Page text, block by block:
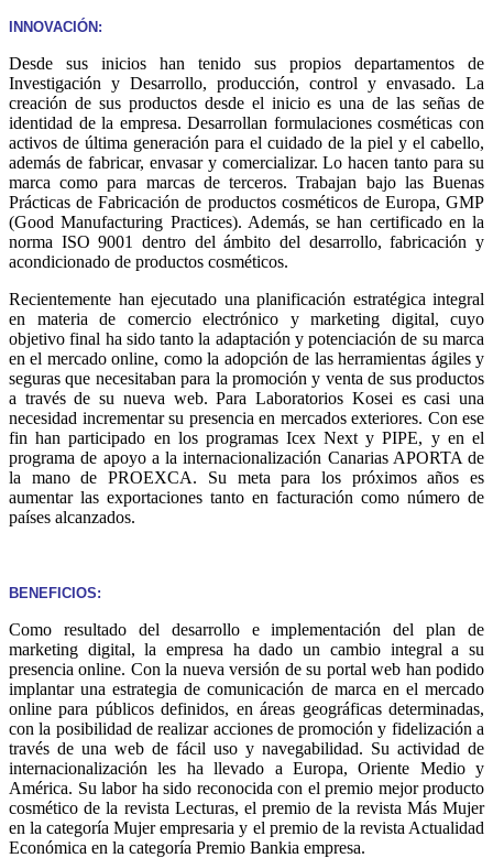
INNOVACIÓN:
Desde sus inicios han tenido sus propios departamentos de
Investigación y Desarrollo, producción, control y envasado. La
creación de sus productos desde el inicio es una de las señas de
identidad de la empresa. Desarrollan formulaciones cosméticas con
activos de última generación para el cuidado de la piel y el cabello,
además de fabricar, envasar y comercializar. Lo hacen tanto para su
marca como para marcas de terceros. Trabajan bajo las Buenas
Prácticas de Fabricación de productos cosméticos de Europa, GMP
(Good Manufacturing Practices). Además, se han certificado en la
norma ISO 9001 dentro del ámbito del desarrollo, fabricación y
acondicionado de productos cosméticos.
Recientemente han ejecutado una planificación estratégica integral
en materia de comercio electrónico y marketing digital, cuyo
objetivo final ha sido tanto la adaptación y potenciación de su marca
en el mercado online, como la adopción de las herramientas ágiles y
seguras que necesitaban para la promoción y venta de sus productos
a través de su nueva web. Para Laboratorios Kosei es casi una
necesidad incrementar su presencia en mercados exteriores. Con ese
fin han participado en los programas Icex Next y PIPE, y en el
programa de apoyo a la internacionalización Canarias APORTA de
la mano de PROEXCA. Su meta para los próximos años es
aumentar las exportaciones tanto en facturación como número de
países alcanzados.
BENEFICIOS:
Como resultado del desarrollo e implementación del plan de
marketing digital, la empresa ha dado un cambio integral a su
presencia online. Con la nueva versión de su portal web han podido
implantar una estrategia de comunicación de marca en el mercado
online para públicos definidos, en áreas geográficas determinadas,
con la posibilidad de realizar acciones de promoción y fidelización a
través de una web de fácil uso y navegabilidad. Su actividad de
internacionalización les ha llevado a Europa, Oriente Medio y
América. Su labor ha sido reconocida con el premio mejor producto
cosmético de la revista Lecturas, el premio de la revista Más Mujer
en la categoría Mujer empresaria y el premio de la revista Actualidad
Económica en la categoría Premio Bankia empresa.